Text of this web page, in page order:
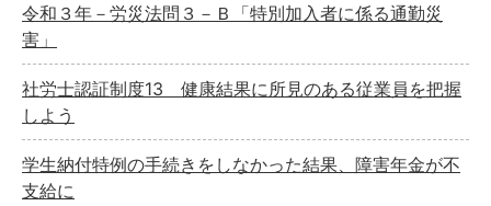
令和３年－労災法問３－Ｂ「特別加入者に係る通勤災
害」
社労士認証制度13 健康結果に所見のある従業員を把握
しよう
学生納付特例の手続きをしなかった結果、障害年金が不
支給に